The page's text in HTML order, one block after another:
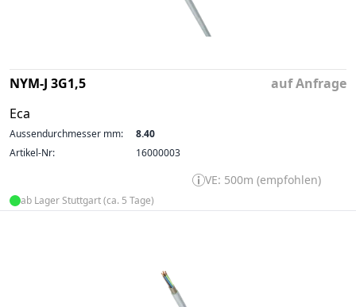
NYM-J 3G1,5
Eca
auf Anfrage
Aussendurchmesser mm:
8.40
Artikel-Nr:
16000003
VE: 500m (empfohlen)
ab Lager Stuttgart (ca. 5 Tage)